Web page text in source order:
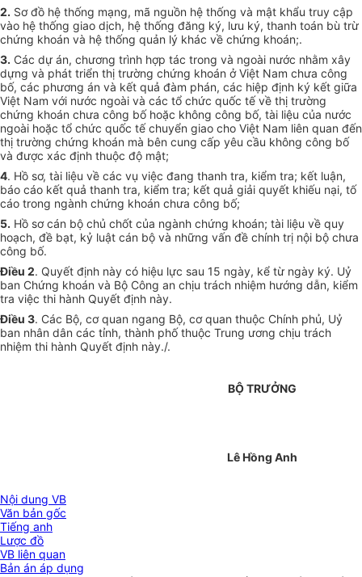
2. Sơ đồ hệ thống mạng, mã nguồn hệ thống và mật khẩu truy cập
vào hệ thống giao dịch, hệ thống đăng ký, lưu ký, thanh toán bù trừ
chứng khoán và hệ thống quản lý khác về chứng khoán;.
3. Các dự án, chương trình hợp tác trong và ngoài nước nhằm xây
dựng và phát triển thị trường chứng khoán ở Việt Nam chưa công
bố, các phương án và kết quả đàm phán, các hiệp định ký kết giữa
Việt Nam với nước ngoài và các tổ chức quốc tế về thị trường
chứng khoán chưa công bố hoặc không công bố, tài liệu của nước
ngoài hoặc tổ chức quốc tế chuyển giao cho Việt Nam liên quan đến
thị trường chứng khoán mà bên cung cấp yêu cầu không công bố
và được xác định thuộc độ mật;
4. Hồ sơ, tài liệu về các vụ việc đang thanh tra, kiểm tra; kết luận,
báo cáo kết quả thanh tra, kiểm tra; kết quả giải quyết khiếu nại, tố
cáo trong ngành chứng khoán chưa công bố;
5. Hồ sơ cán bộ chủ chốt của ngành chứng khoán; tài liệu về quy
hoạch, đề bạt, kỷ luật cán bộ và những vấn đề chính trị nội bộ chưa
công bố.
Điều 2. Quyết định này có hiệu lực sau 15 ngày, kể từ ngày ký. Uỷ
ban Chứng khoán và Bộ Công an chịu trách nhiệm hướng dẫn, kiểm
tra việc thi hành Quyết định này.
Điều 3. Các Bộ, cơ quan ngang Bộ, cơ quan thuộc Chính phủ, Uỷ
ban nhân dân các tỉnh, thành phố thuộc Trung ương chịu trách
nhiệm thi hành Quyết định này./.
BỘ TRƯỞNG
Lê Hồng Anh
Nội dung VB
Văn bản gốc
Tiếng anh
Lược đồ
VB liên quan
Bản án áp dụng